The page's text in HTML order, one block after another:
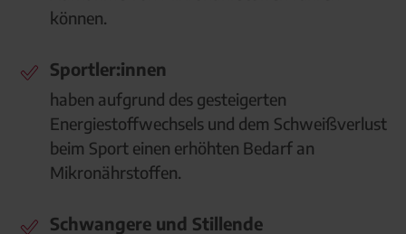
können.
Sportler:innen
haben aufgrund des gesteigerten
Energiestoffwechsels und dem Schweißverlust
beim Sport einen erhöhten Bedarf an
Mikronährstoffen.
Schwangere und Stillende